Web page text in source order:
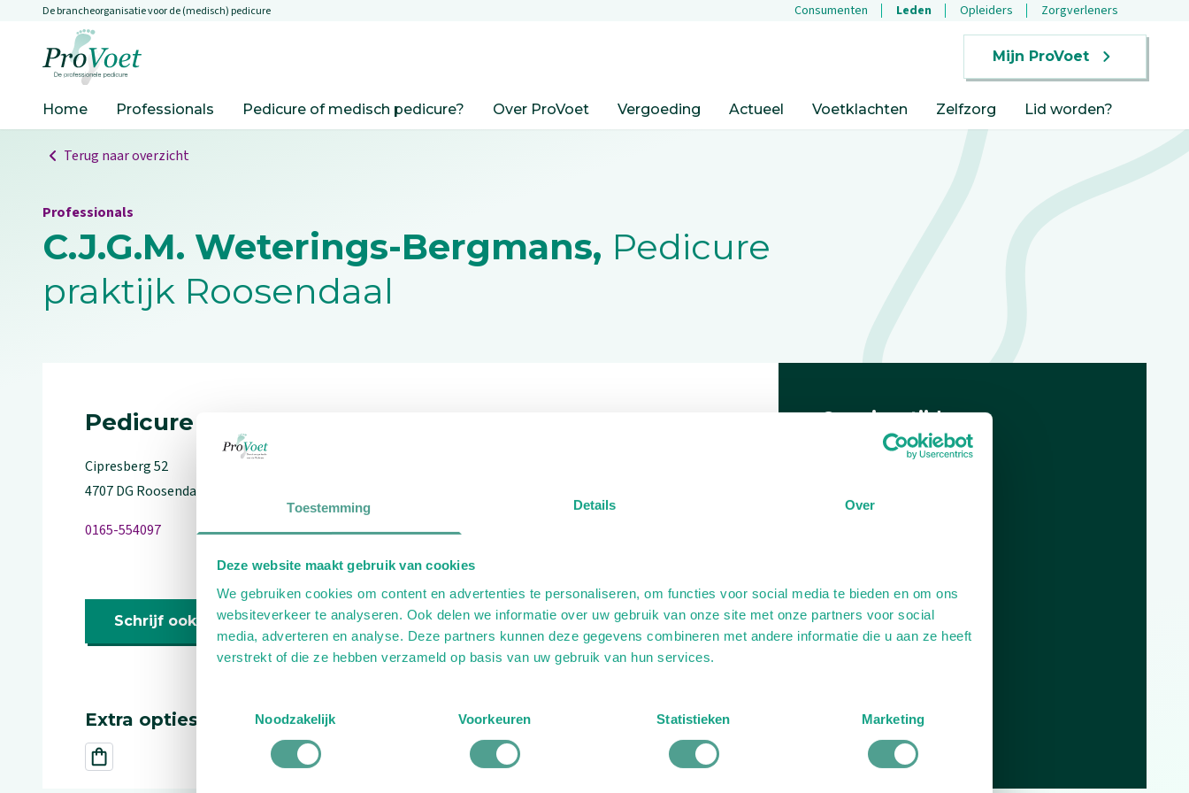
Toestemming Details Over
Deze website maakt gebruik van cookies
We gebruiken cookies om content en advertenties te personaliseren, om functies voor social media te bieden en om ons
websiteverkeer te analyseren. Ook delen we informatie over uw gebruik van onze site met onze partners voor social
media, adverteren en analyse. Deze partners kunnen deze gegevens combineren met andere informatie die u aan ze heeft
verstrekt of die ze hebben verzameld op basis van uw gebruik van hun services.
Noodzakelijk
Voorkeuren Statistieken Marketing
Overslaan en naar de inhoud gaan
De brancheorganisatie voor de (medisch) pedicure Consumenten Leden Opleiders Zorgverleners
Mijn ProVoet
Home Professionals Pedicure of medisch pedicure? Over ProVoet Vergoeding Actueel Voetklachten Zelfzorg Lid worden?
Terug naar overzicht
Professionals
C.J.G.M. Weterings-Bergmans, Pedicure
praktijk Roosendaal
Pedicure
Cipresberg52
4707 DG Roosendaal
0165-554097
Schrijf ook een review
Extra opties
Openingstijden
Plan je route